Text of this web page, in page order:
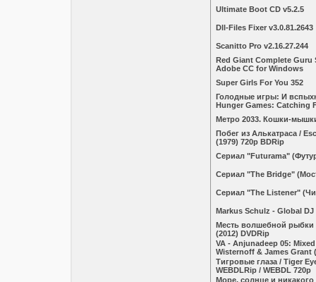
Ultimate Boot CD v5.2.5
Dll-Files Fixer v3.0.81.2643
Scanitto Pro v2.16.27.244
Red Giant Complete Guru
Adobe CC for Windows
Super Girls For You 352
Голодные игры: И
Hunger Games: Catching
Метро 2033. Кошки-
Побег из Алькатраса /
(1979) 720p BDRip
Сериал "Futurama"
Сериал "The Bridge"
Сериал "The Listener"
Markus Schulz - Global
Месть волшебной рыбки
(2012) DVDRip
VA - Anjunadeep 05:
Wisternoff & James Grant
Тигровые глаза / Tiger
WEBDLRip / WEBDL 720p
Море, солнце и никакого